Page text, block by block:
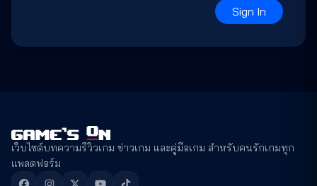
Sign In
เว็บไซต์บทความรีวิวเกม ข่าวเกม และคู่มือเกม สำหรับคนรักเกมทุก
แพลตฟอร์ม